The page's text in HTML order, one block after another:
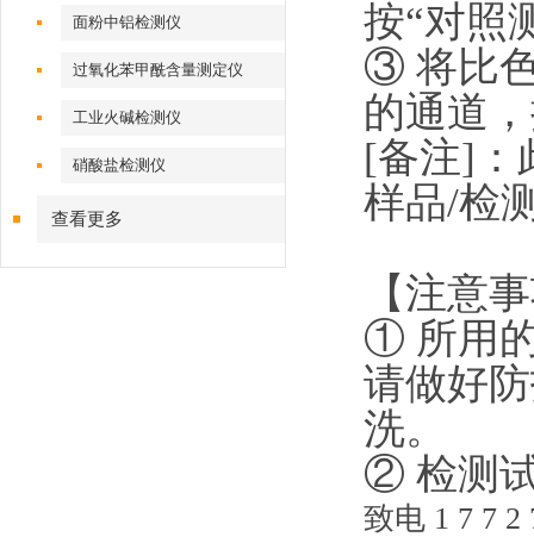
面粉中铝检测仪
过氧化苯甲酰含量测定仪
工业火碱检测仪
硝酸盐检测仪
查看更多
按“对照
③ 将比
的通道
[备注]：
样品/检
【注意
① 所用
请做好
洗。
② 检测
致电 1 7 7 2